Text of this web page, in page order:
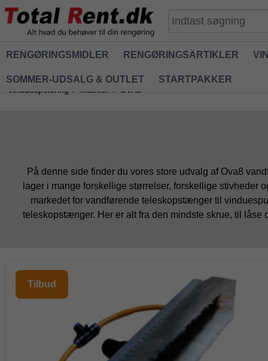
RENGØRINGSMIDLER RENGØRINGSARTIKLER
SOMMER-UDSALG & OUTLET STARTPAKKER
Vinduespolering / Mærker / OVA8
På denne side finder du vores store udvalg af Ova8
lager i mange forskellige størrelser, forskellige stivheder
markedet for vandførende teleskopstænger til
teleskopstænger. Her er alt fra den mindste skrue, til
Tilbud